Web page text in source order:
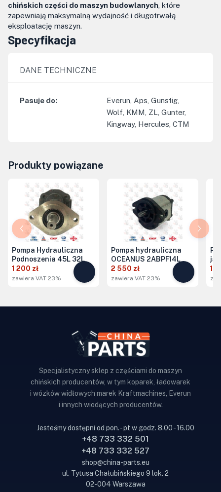
chińskich części do maszyn budowlanych , które
zapewniają maksymalną wydajność i długotrwałą
eksploatację maszyn.
Specyfikacja
DANE TECHNICZNE
Pasuje do:
Everun, Aps, Gunstig,
Wolf, KMM, ZL, Gunter,
Kingway, Hercules, CTM
Produkty powiązane
Pompa Hydrauliczna
Podnoszenia 45L 32L
1 200 zł
zawiera VAT 23%
Pompa hydrauliczna
OCEANUS 2ABPF14L
2 550 zł
zawiera VAT 23%
1
Specjalistyczny sklep z częściami do maszyn
chińskich producentów, w tym koparek, ładowarek
i wózków widłowych marek Kraftmachines, Everun
i innych wiodących producentów.
Jesteśmy dostępni od pon. - pt w godz. 8.00 - 16.00
+48 733 332 501
+48 733 332 527
shop@china-parts.eu
ul. Tytusa Chałubińskiego 9 lok. 2
02-004 Warszawa